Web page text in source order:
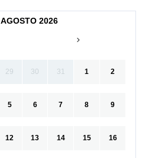
2026
29 30 31 1 2
5 6 7 8 9
12 13 14 15 16